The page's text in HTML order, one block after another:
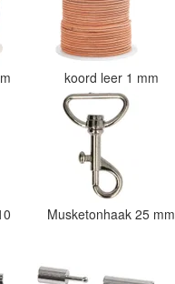
koord leer 1 mm
Musketonhaak 25 mm